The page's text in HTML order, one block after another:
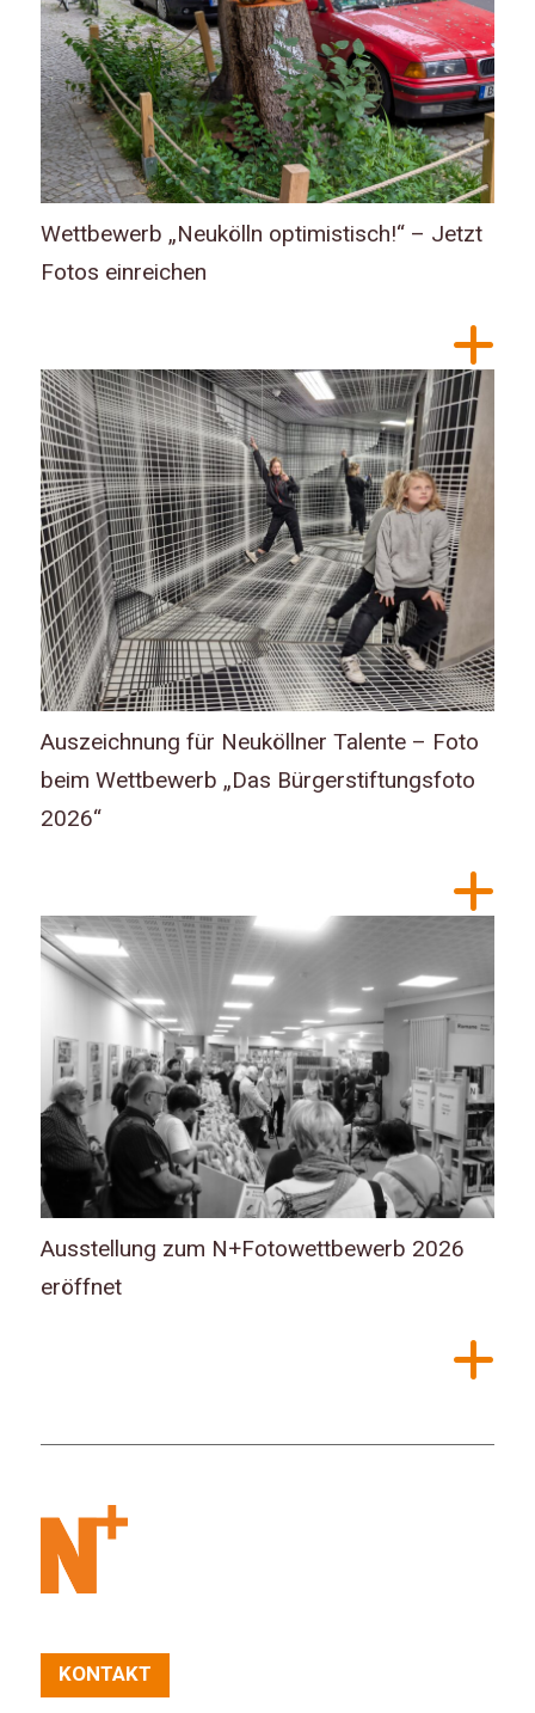
Wettbewerb „Neukölln optimistisch!“ – Jetzt
Fotos einreichen
Auszeichnung für Neuköllner Talente – Foto
beim Wettbewerb „Das Bürgerstiftungsfoto
2026“
Ausstellung zum N+Fotowettbewerb 2026
eröffnet
KONTAKT